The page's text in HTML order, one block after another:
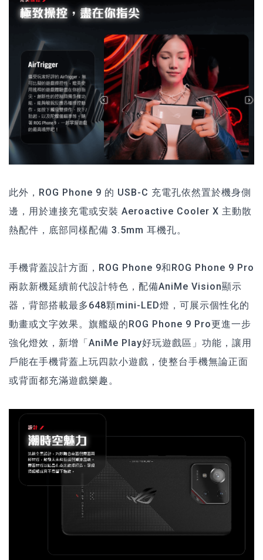
此外，ROG Phone 9 的 USB-C 充電孔依然置於機身側
邊，用於連接充電或安裝 Aeroactive Cooler X 主動散
熱配件，底部同樣配備 3.5mm 耳機孔。
手機背蓋設計方面，ROG Phone 9和ROG Phone 9 Pro
兩款新機延續前代設計特色，配備AniMe Vision顯示
器，背部搭載最多648顆mini-LED燈，可展示個性化的
動畫或文字效果。旗艦級的ROG Phone 9 Pro更進一步
強化燈效，新增「AniMe Play好玩遊戲區」功能，讓用
戶能在手機背蓋上玩四款小遊戲，使整台手機無論正面
或背面都充滿遊戲樂趣。